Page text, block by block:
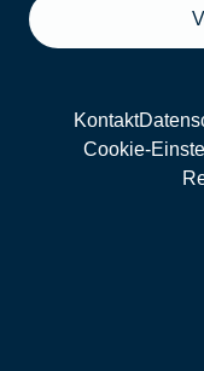
Kontakt
Cookie-